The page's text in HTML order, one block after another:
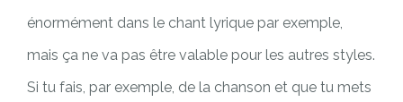
énormément dans le chant lyrique par exemple,
mais ça ne va pas être valable pour les autres styles.
Si tu fais, par exemple, de la chanson et que tu mets